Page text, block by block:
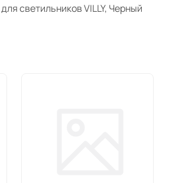
светильников VILLY, Черный